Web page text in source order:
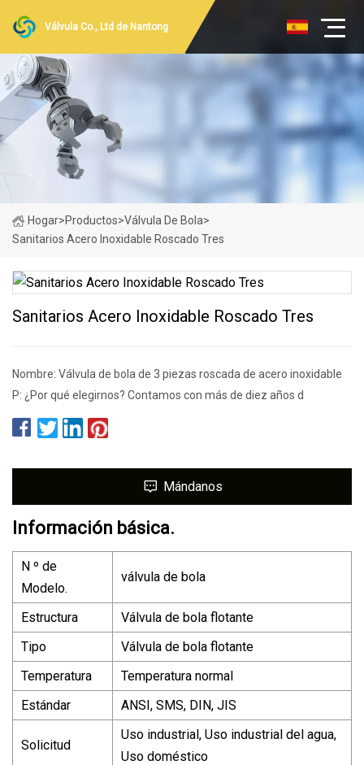
Válvula Co., Ltd de Nantong
Hogar>Productos>Válvula De Bola>
Sanitarios Acero Inoxidable Roscado Tres
Sanitarios Acero Inoxidable Roscado Tres
Nombre: Válvula de bola de 3 piezas roscada de acero inoxidable
P: ¿Por qué elegirnos? Contamos con más de diez años d
Mándanos
Información básica.
N º de
Modelo.
válvula de bola
Estructura
Válvula de bola flotante
Tipo
Válvula de bola flotante
Temperatura
Temperatura normal
Estándar
ANSI, SMS, DIN, JIS
Solicitud
Uso industrial, Uso industrial del agua,
Uso doméstico